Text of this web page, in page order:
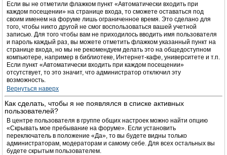
Если вы не отметили флажком пункт «Автоматически входить при
каждом посещении» на странице входа, то сможете оставаться под
своим именем на форуме лишь ограниченное время. Это сделано для
того, чтобы никто другой не смог воспользоваться вашей учетной
записью. Для того чтобы вам не приходилось вводить имя пользователя
и пароль каждый раз, вы можете отметить флажком указанный пункт на
странице входа, но мы не рекомендуем делать это на общедоступном
компьютере, например в библиотеке, Интернет-кафе, университете и т.п.
Если пункт «Автоматически входить при каждом посещении»
отсутствует, то это значит, что администратор отключил эту
возможность.
Вернуться наверх
Как сделать, чтобы я не появлялся в списке активных
пользователей?
В центре пользователя в группе общих настроек можно найти опцию
«Скрывать мое пребывание на форуме». Если установить
переключатель в положение «Да», то вы будете видны только
администраторам, модераторам и самому себе. Для всех остальных вы
будете скрытым пользователем.